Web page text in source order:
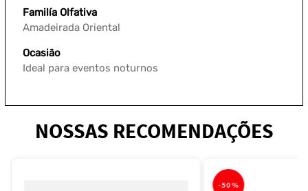
Familía Olfativa
Amadeirada Oriental
Ocasião
Ideal para eventos noturnos
NOSSAS RECOMENDAÇÕES
-50%